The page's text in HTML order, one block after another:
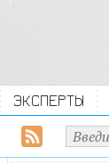
ЭКСПЕРТЫ